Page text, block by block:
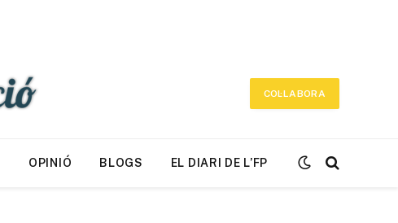
COL·LABORA
OPINIÓ BLOGS EL DIARI DE L’FP